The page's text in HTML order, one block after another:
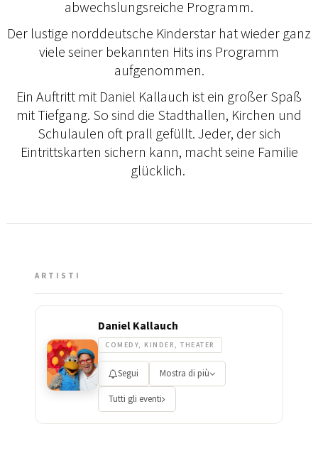
abwechslungsreiche Programm.
Der lustige norddeutsche Kinderstar hat wieder ganz
viele seiner bekannten Hits ins Programm
aufgenommen.
Ein Auftritt mit Daniel Kallauch ist ein großer Spaß
mit Tiefgang. So sind die Stadthallen, Kirchen und
Schulaulen oft prall gefüllt. Jeder, der sich
Eintrittskarten sichern kann, macht seine Familie
glücklich.
ARTISTI
Daniel Kallauch
COMEDY, KINDER, THEATER
Segui Mostra di più
Tutti gli eventi